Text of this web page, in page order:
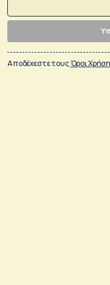
Αποδέχεστε τουςΌροι